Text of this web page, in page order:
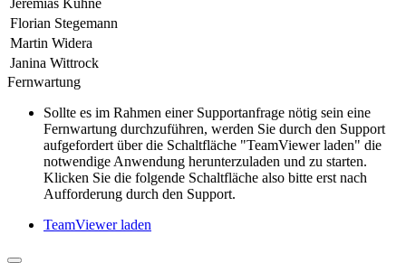
Jeremias Kuhne
Florian Stegemann
Martin Widera
Janina Wittrock
Fernwartung
Sollte es im Rahmen einer Supportanfrage nötig sein eine
Fernwartung durchzuführen, werden Sie durch den Support
aufgefordert über die Schaltfläche "TeamViewer laden" die
notwendige Anwendung herunterzuladen und zu starten.
Klicken Sie die folgende Schaltfläche also bitte erst nach
Aufforderung durch den Support.
TeamViewer laden